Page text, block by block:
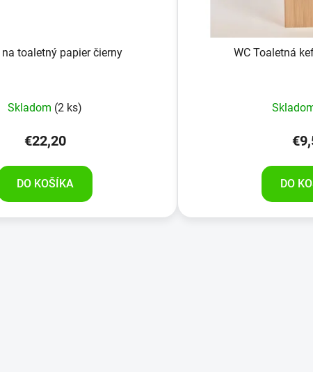
na toaletný papier čierny
Skladom (2 ks)
€22,20
DO KOŠÍKA
WC Toaletná
DO